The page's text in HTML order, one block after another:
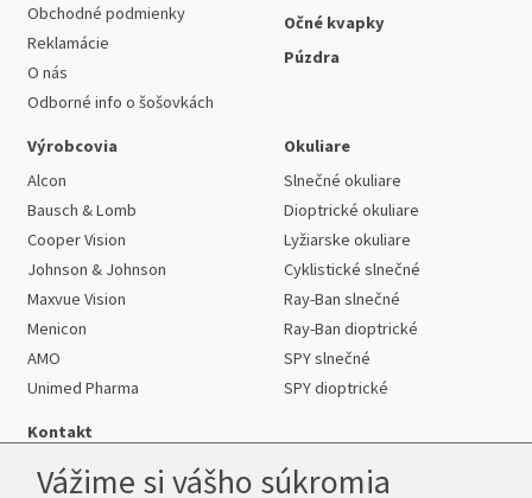
Obchodné podmienky
Reklamácie
O nás
Odborné info o šošovkách
Očné kvapky
Púzdra
Výrobcovia
Alcon
Bausch & Lomb
Cooper Vision
Johnson & Johnson
Maxvue Vision
Menicon
AMO
Unimed Pharma
Okuliare
Slnečné okuliare
Dioptrické okuliare
Lyžiarske okuliare
Cyklistické slnečné
Ray-Ban slnečné
Ray-Ban dioptrické
SPY slnečné
SPY dioptrické
Kontakt
Vážime si vášho súkromia